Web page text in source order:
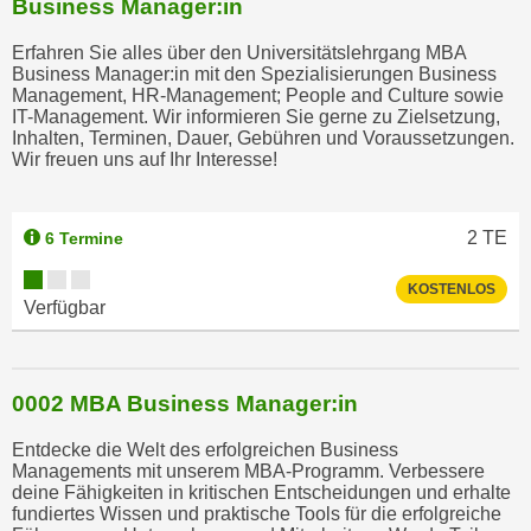
Business Manager:in
Erfahren Sie alles über den Universitätslehrgang MBA
Business Manager:in mit den Spezialisierungen Business
Management, HR-Management; People and Culture sowie
IT-Management. Wir informieren Sie gerne zu Zielsetzung,
Inhalten, Terminen, Dauer, Gebühren und Voraussetzungen.
Wir freuen uns auf Ihr Interesse!
6 Termine 2 TE
Verfügbar
KOSTENLOS
0002 MBA Business Manager:in
Entdecke die Welt des erfolgreichen Business
Managements mit unserem MBA-Programm. Verbessere
deine Fähigkeiten in kritischen Entscheidungen und erhalte
fundiertes Wissen und praktische Tools für die erfolgreiche
l
e
n
,
b
e
b
l
e